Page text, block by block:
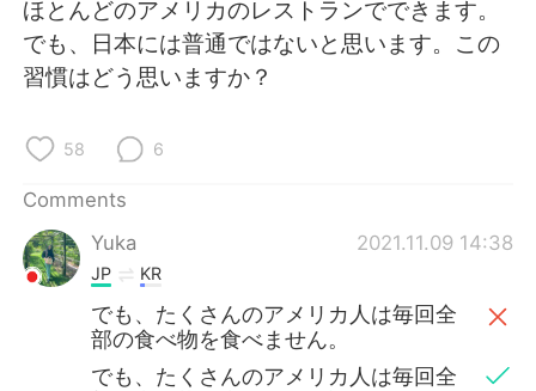
Indonesia Italiano
ほとんどのアメリカのレストランでできます。
でも、日本には普通ではないと思います。この
習慣はどう思いますか？
58 6
Comments
Yuka
2021.11.09 14:38
JP KR
でも、たくさんのアメリカ人は毎回全
部の食べ物を食べません。
でも、たくさんのアメリカ人は毎回全